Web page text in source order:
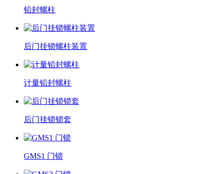
铅封螺柱
后门挂锁螺柱装置
计量铅封螺柱
后门挂锁锁套
GMS1 门锁